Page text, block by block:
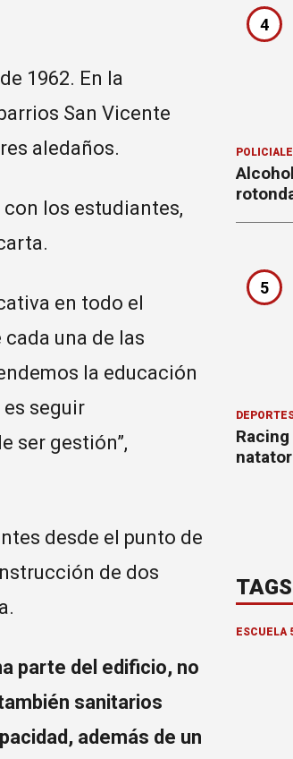
1962. En la
San Vicente
aledaños.
los estudiantes,
en todo el
una de las
la educación
seguir
ser gestión”,
desde el punto de
de dos
parte del edificio, no
sanitarios
además de un
4
5
TAGS
ESCUELA